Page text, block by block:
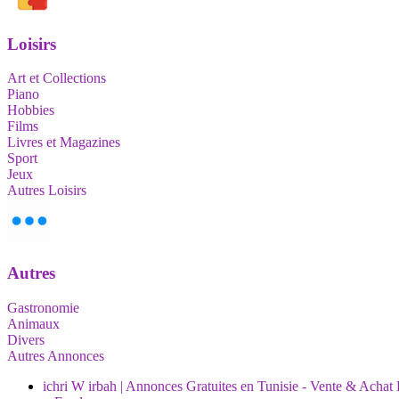
Loisirs
Art et Collections
Piano
Hobbies
Films
Livres et Magazines
Sport
Jeux
Autres Loisirs
Autres
Gastronomie
Animaux
Divers
Autres Annonces
ichri W irbah | Annonces Gratuites en Tunisie - Vente & Achat